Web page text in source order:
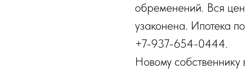
обременений. Вся
узаконена. Ипотека
+7-937-654-0444.
Новому